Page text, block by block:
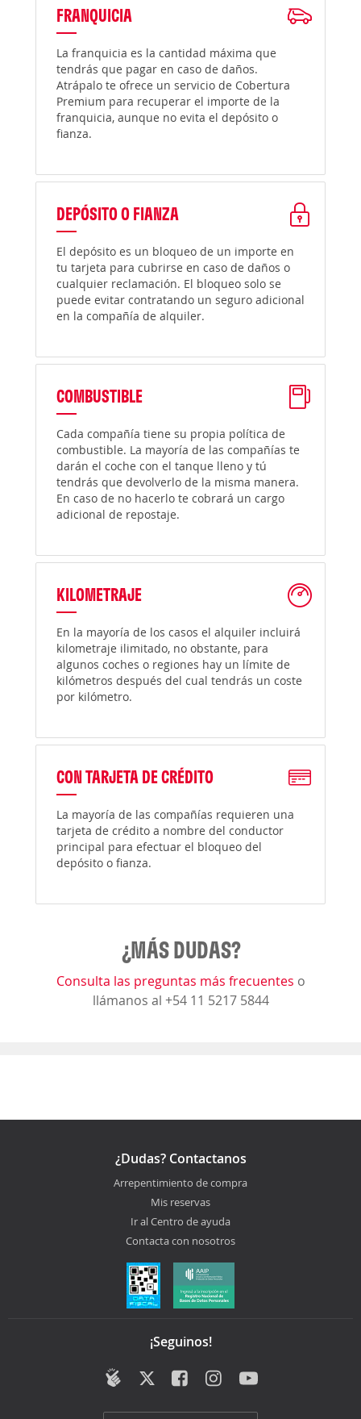
FRANQUICIA
La franquicia es la cantidad máxima que
tendrás que pagar en caso de daños.
Atrápalo te ofrece un servicio de Cobertura
Premium para recuperar el importe de la
franquicia, aunque no evita el depósito o
fianza.
DEPÓSITO O FIANZA
El depósito es un bloqueo de un importe en
tu tarjeta para cubrirse en caso de daños o
cualquier reclamación. El bloqueo solo se
puede evitar contratando un seguro adicional
en la compañía de alquiler.
COMBUSTIBLE
Cada compañía tiene su propia política de
combustible. La mayoría de las compañías te
darán el coche con el tanque lleno y tú
tendrás que devolverlo de la misma manera.
En caso de no hacerlo te cobrará un cargo
adicional de repostaje.
KILOMETRAJE
En la mayoría de los casos el alquiler incluirá
kilometraje ilimitado, no obstante, para
algunos coches o regiones hay un límite de
kilómetros después del cual tendrás un coste
por kilómetro.
CON TARJETA DE CRÉDITO
La mayoría de las compañías requieren una
tarjeta de crédito a nombre del conductor
principal para efectuar el bloqueo del
depósito o fianza.
¿MÁS DUDAS?
Consulta las preguntas más frecuentes o
llámanos al +54 11 5217 5844
¿Dudas? Contactanos
Arrepentimiento de compra
Mis reservas
Ir al Centro de ayuda
Contacta con nosotros
¡Seguinos!